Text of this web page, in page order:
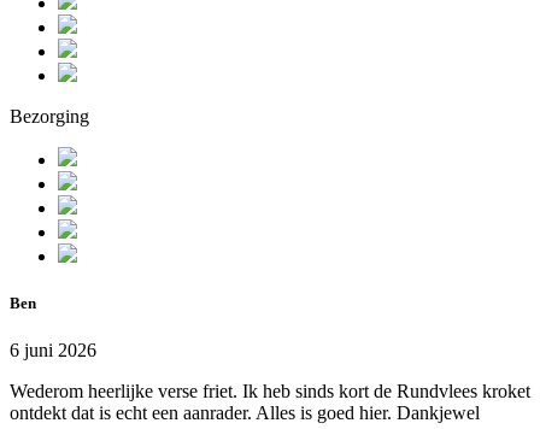
Bezorging
Ben
6 juni 2026
Wederom heerlijke verse friet. Ik heb sinds kort de Rundvlees kroket
ontdekt dat is echt een aanrader. Alles is goed hier. Dankjewel